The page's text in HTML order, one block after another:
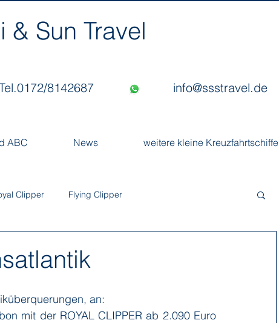
& Sun Travel
8142687 info@ssstravel.de
ABC News weitere kleine Kreuzfahrtschiffe
Clipper Flying Clipper
an:
mit der ROYAL CLIPPER ab 2.090 Euro